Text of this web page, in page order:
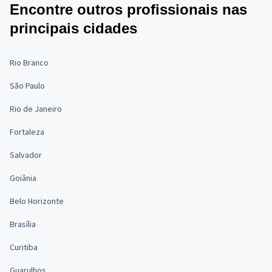
Encontre outros profissionais nas
principais cidades
Rio Branco
São Paulo
Rio de Janeiro
Fortaleza
Salvador
Goiânia
Belo Horizonte
Brasília
Curitiba